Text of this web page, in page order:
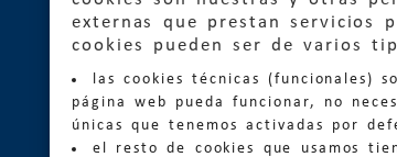
externas que prestan servicios
cookies pueden ser de varios
las cookies técnicas (funcionales)
página web pueda funcionar, no
únicas que tenemos activadas por
el resto de cookies que usamos
Quejas:
Información general: